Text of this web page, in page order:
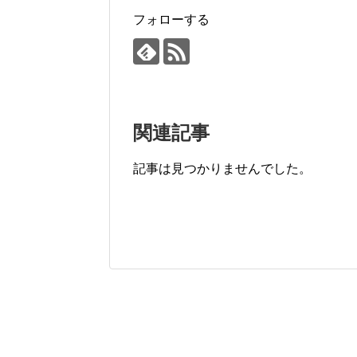
フォローする
関連記事
記事は見つかりませんでした。